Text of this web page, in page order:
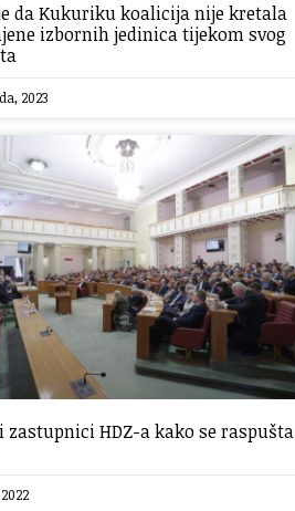
da Kukuriku koalicija nije kretala
izbornih jedinica tijekom svog
2023
zastupnici HDZ-a kako se raspušta